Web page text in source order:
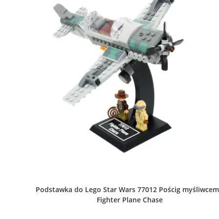
Podstawka do Lego Star Wars 77012 Pościg
Fighter Plane Chase